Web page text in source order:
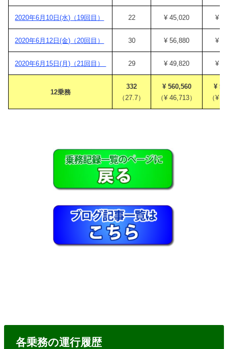
2020年6月10日(水)（19回目） 22 ¥ 45,020 ¥
2020年6月12日(金)（20回目） 30 ¥ 56,880 ¥
2020年6月15日(月)（21回目） 29 ¥ 49,820 ¥
12乗務
332
（27.7）
¥ 560,560
（¥ 46,713）
¥
（¥
各乗務の運行履歴